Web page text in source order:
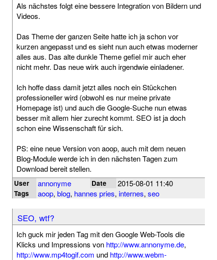
Als nächstes folgt eine bessere Integration von Bildern und
Videos.
Das Theme der ganzen Seite hatte ich ja schon vor
kurzen angepasst und es sieht nun auch etwas moderner
alles aus. Das alte dunkle Theme gefiel mir auch eher
nicht mehr. Das neue wirk auch irgendwie einladener.
Ich hoffe dass damit jetzt alles noch ein Stückchen
professioneller wird (obwohl es nur meine private
Homepage ist) und auch die Google-Suche nun etwas
besser mit allem hier zurecht kommt. SEO ist ja doch
schon eine Wissenschaft für sich.
PS: eine neue Version von aoop, auch mit dem neuen
Blog-Module werde ich in den nächsten Tagen zum
Download bereit stellen.
User annonyme Date 2015-08-01 11:40
Tags aoop, blog, hannes pries, internes, seo
SEO, wtf?
Ich guck mir jeden Tag mit den Google Web-Tools die
Klicks und Impressions von http://www.annonyme.de,
http://www.mp4togif.com und http://www.webm-